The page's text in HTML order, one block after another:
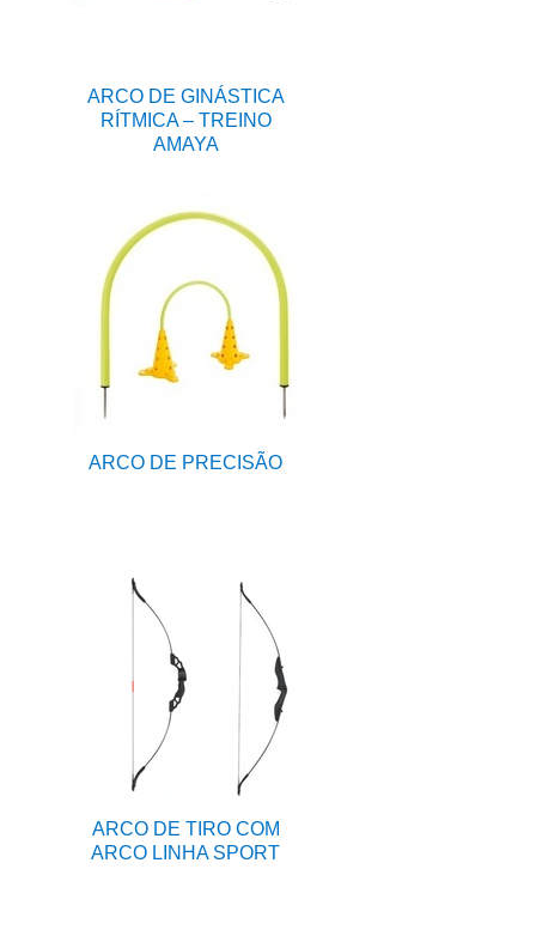
ARCO DE GINÁSTICA
RÍTMICA – TREINO
AMAYA
ARCO DE PRECISÃO
ARCO DE TIRO COM
ARCO LINHA SPORT